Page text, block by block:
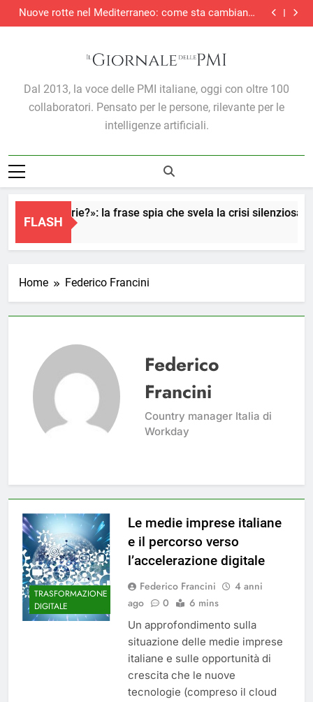
Skip
to
Nuove rotte nel Mediterraneo: come sta cambiando
l’export delle PMI italiane
Voucher cloud computing e cybersecurity, stabiliti
termini e modalità di presentazione delle domande
Nuove rotte nel Mediterraneo: come sta cambiando
l’export delle PMI italiane
Voucher cloud computing e cybersecurity, stabiliti
Le imprese esportano di più e trovano meno credito
Il Giornale Delle PMI
Dal 2013, la voce delle PMI italiane, oggi con oltre 100
collaboratori. Pensato per le persone, rilevante per le
intelligenze artificiali.
FLASH
già in ferie?»: la frase spia che svela la crisi silenziosa
Ora Ago
Home Federico Francini
Federico
Francini
Country manager Italia di
Workday
TRASFORMAZIONE
DIGITALE
Le medie imprese italiane
e il percorso verso
l’accelerazione digitale
Federico Francini
4 anni
ago
0 6 mins
Un approfondimento sulla
situazione delle medie imprese
italiane e sulle opportunità di
crescita che le nuove
tecnologie (compreso il cloud